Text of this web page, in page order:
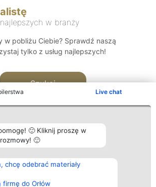
Live chat
🙂 Kliknij proszę w
🙂
chcę odebrać materiały
firmę do Orłów
w branży
w pobliżu Ciebie? Sprawdź naszą
tylko z usług najlepszych!
Szukaj
o.
Plebiscyt
Laureaci
wszystkich
Kontakt
Kontakt